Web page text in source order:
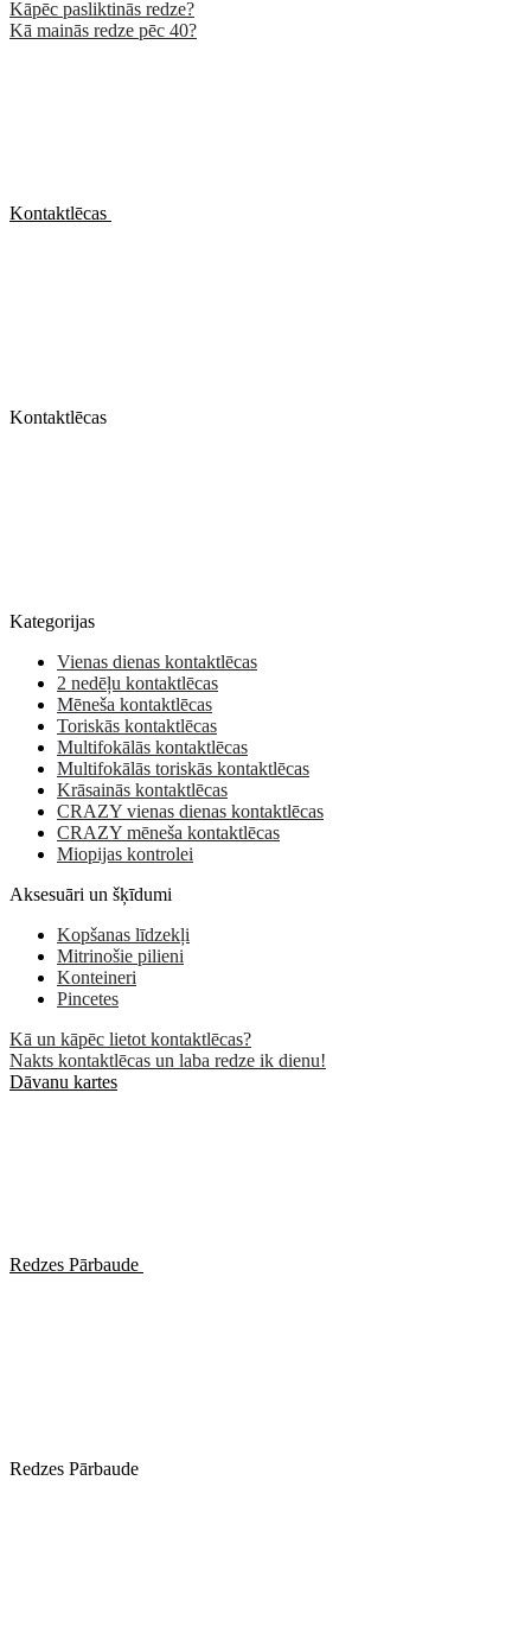
Kāpēc pasliktinās redze?
Kā mainās redze pēc 40?
Kontaktlēcas
Kontaktlēcas
Kategorijas
Vienas dienas kontaktlēcas
2 nedēļu kontaktlēcas
Mēneša kontaktlēcas
Toriskās kontaktlēcas
Multifokālās kontaktlēcas
Multifokālās toriskās kontaktlēcas
Krāsainās kontaktlēcas
CRAZY vienas dienas kontaktlēcas
CRAZY mēneša kontaktlēcas
Miopijas kontrolei
Aksesuāri un šķīdumi
Kopšanas līdzekļi
Mitrinošie pilieni
Konteineri
Pincetes
Kā un kāpēc lietot kontaktlēcas?
Nakts kontaktlēcas un laba redze ik dienu!
Dāvanu kartes
Redzes Pārbaude
Redzes Pārbaude